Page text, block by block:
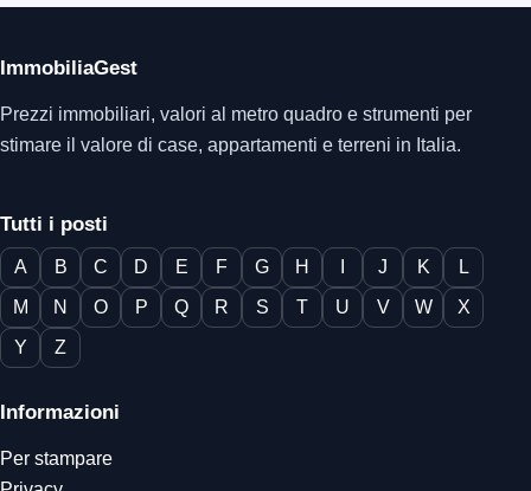
ImmobiliaGest
Prezzi immobiliari, valori al metro quadro e strumenti per
stimare il valore di case, appartamenti e terreni in Italia.
Tutti i posti
A B C D E F G H J K
L
M
N O P Q R S T U V W
X
Y
Z
Informazioni
Per stampare